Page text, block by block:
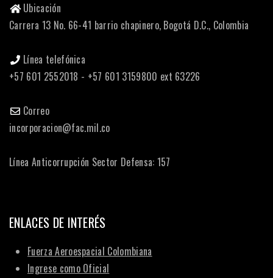
Ubicación
Carrera 13 No. 66-41 barrio chapinero, Bogotá D.C., Colombia
Línea telefónica
+57 601 2552018 - +57 601 3159800 ext 63226
Correo
incorporacion@fac.mil.co
Línea Anticorrupción Sector Defensa: 157
ENLACES DE INTERÉS
Fuerza Aeroespacial Colombiana
Ingrese como Oficial